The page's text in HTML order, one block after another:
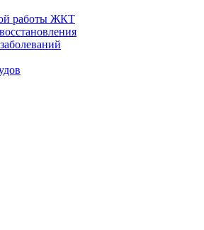
работы ЖКТ